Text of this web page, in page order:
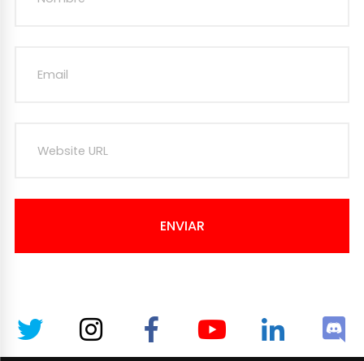
ENVIAR